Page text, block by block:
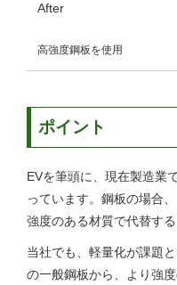
After
高強度鋼板を使用
ポイント
EVを筆頭に、現在製造業
っています。鋼板の場合
強度のある材質で代替す
当社でも、軽量化が課題
の一般鋼板から、より強